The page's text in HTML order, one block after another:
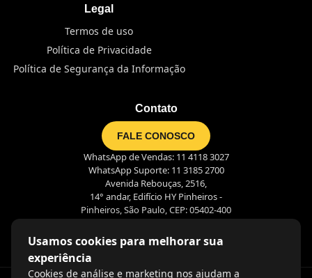
Legal
Termos de uso
Política de Privacidade
Política de Segurança da Informação
Contato
FALE CONOSCO
WhatsApp de Vendas: 11 4118 3027
WhatsApp Suporte: 11 3185 2700
Avenida Rebouças, 2516,
14° andar, Edifício HY Pinheiros -
Pinheiros, São Paulo, CEP: 05402-400
Usamos cookies para melhorar sua
experiência
Cookies de análise e marketing nos ajudam a